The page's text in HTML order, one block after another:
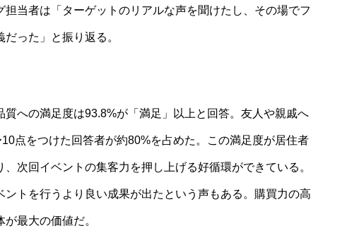
当者は「ターゲットのリアルな声を聞けたし、その場でフ
った」と振り返る。
への満足度は93.8%が「満足」以上と回答。友人や親戚へ
点をつけた回答者が約80%を占めた。この満足度が居住者
次回イベントの集客力を押し上げる好循環ができている。
ントを行うより良い成果が出たという声もある。購買力の高
最大の価値だ。